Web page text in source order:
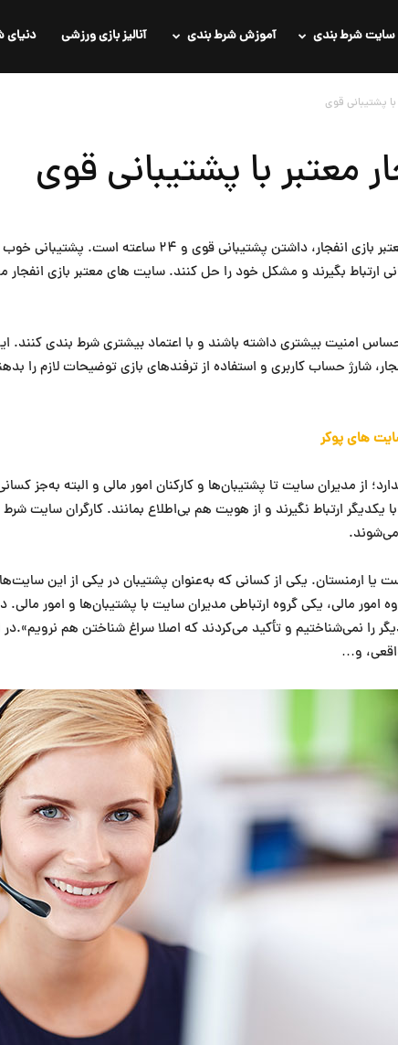
سایت شرط بندی آموزش شرط بندی آنالیز بازی ورزشی دنیای
پشتیبانی قوی
معتبر با پشتیبانی قوی
یکی از مهم ترین ویژگی های سایت های معتبر بازی
ارتباط بگیرند و مشکل خود را حل کنند. سایت های معتبر بازی
امنیت بیشتری داشته باشند و با اعتماد بیشتری شرط بندی کنند.
شارژ حساب کاربری و استفاده از ترفندهای بازی توضیحات لازم
های پوکر
از مدیران سایت تا پشتیبان‌ها و کارکنان امور مالی و البته به‌جز
یکدیگر ارتباط نگیرند و از هویت هم بی‌اطلاع بمانند. کارگران
می‌شوند.
یا ارمنستان. یکی از کسانی که به‌عنوان پشتیبان در یکی از این
امور مالی، یکی گروه ارتباطی مدیران سایت با پشتیبان‌ها و امور
را نمی‌شناختیم و تأکید می‌کردند که اصلا سراغ شناختن هم
و…